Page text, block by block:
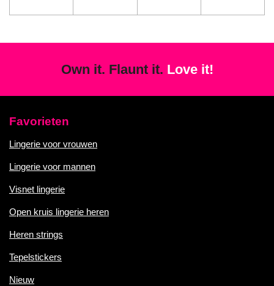
Own it. Flaunt it. Love it!
Favorieten
Lingerie voor vrouwen
Lingerie voor mannen
Visnet lingerie
Open kruis lingerie heren
Heren strings
Tepelstickers
Nieuw